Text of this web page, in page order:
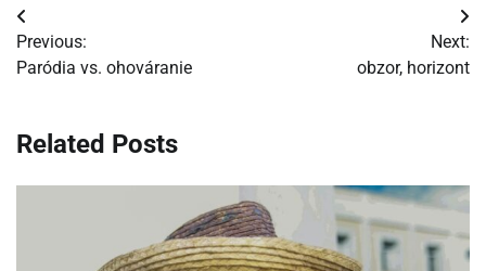
Navigácia
v
Previous:
Paródia vs. ohováranie
Next:
obzor, horizont
Related Posts